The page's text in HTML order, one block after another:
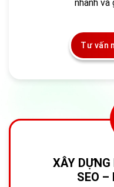
nhanh
Tư vấn
XÂY DỰNG
SEO –